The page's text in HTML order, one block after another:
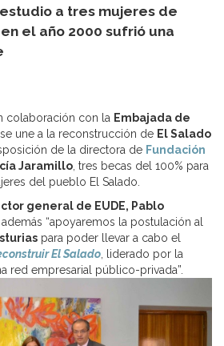
a tres mujeres de
el año 2000 sufrió una
colaboración con la Embajada de
, se une a la reconstrucción de El Salado
de la directora de Fundación
Jaramillo , tres becas del 100% para
del pueblo El Salado.
general de EUDE, Pablo
, además “apoyaremos la postulación al
para poder llevar a cabo el
El Salado , liderado por la
red empresarial público-privada”.